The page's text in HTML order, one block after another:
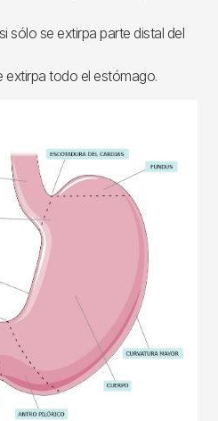
si sólo se extirpa parte distal del
extirpa todo el estómago.